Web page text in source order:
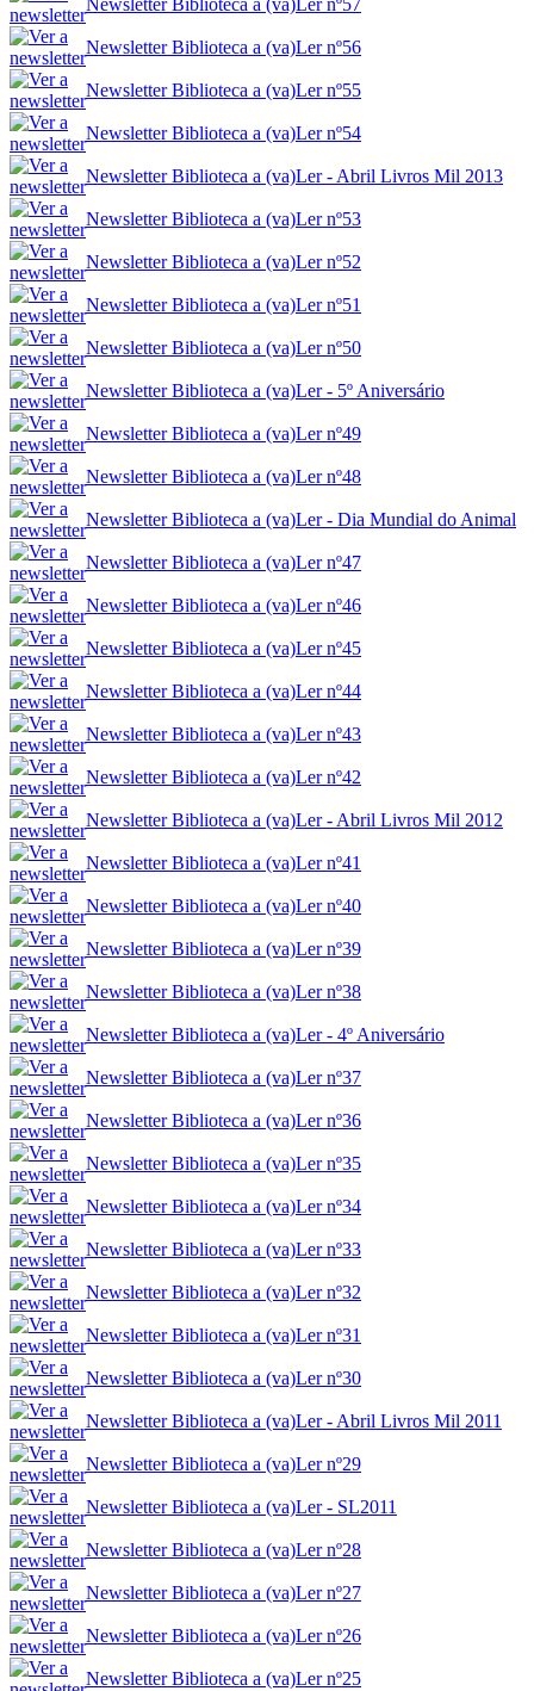
Newsletter Biblioteca a (va)Ler nº57
Newsletter Biblioteca a (va)Ler nº56
Newsletter Biblioteca a (va)Ler nº55
Newsletter Biblioteca a (va)Ler nº54
Newsletter Biblioteca a (va)Ler - Abril Livros Mil 2013
Newsletter Biblioteca a (va)Ler nº53
Newsletter Biblioteca a (va)Ler nº52
Newsletter Biblioteca a (va)Ler nº51
Newsletter Biblioteca a (va)Ler nº50
Newsletter Biblioteca a (va)Ler - 5º Aniversário
Newsletter Biblioteca a (va)Ler nº49
Newsletter Biblioteca a (va)Ler nº48
Newsletter Biblioteca a (va)Ler - Dia Mundial do Animal
Newsletter Biblioteca a (va)Ler nº47
Newsletter Biblioteca a (va)Ler nº46
Newsletter Biblioteca a (va)Ler nº45
Newsletter Biblioteca a (va)Ler nº44
Newsletter Biblioteca a (va)Ler nº43
Newsletter Biblioteca a (va)Ler nº42
Newsletter Biblioteca a (va)Ler - Abril Livros Mil 2012
Newsletter Biblioteca a (va)Ler nº41
Newsletter Biblioteca a (va)Ler nº40
Newsletter Biblioteca a (va)Ler nº39
Newsletter Biblioteca a (va)Ler nº38
Newsletter Biblioteca a (va)Ler - 4º Aniversário
Newsletter Biblioteca a (va)Ler nº37
Newsletter Biblioteca a (va)Ler nº36
Newsletter Biblioteca a (va)Ler nº35
Newsletter Biblioteca a (va)Ler nº34
Newsletter Biblioteca a (va)Ler nº33
Newsletter Biblioteca a (va)Ler nº32
Newsletter Biblioteca a (va)Ler nº31
Newsletter Biblioteca a (va)Ler nº30
Newsletter Biblioteca a (va)Ler - Abril Livros Mil 2011
Newsletter Biblioteca a (va)Ler nº29
Newsletter Biblioteca a (va)Ler - SL2011
Newsletter Biblioteca a (va)Ler nº28
Newsletter Biblioteca a (va)Ler nº27
Newsletter Biblioteca a (va)Ler nº26
Newsletter Biblioteca a (va)Ler nº25